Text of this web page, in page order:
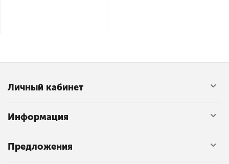
Личный кабинет
Информация
Предложения